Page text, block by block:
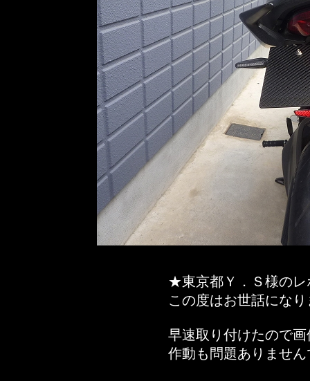
★東京都Ｙ．Ｓ様のレ
この度はお世話にな
早速取り付けたので
作動も問題ありません